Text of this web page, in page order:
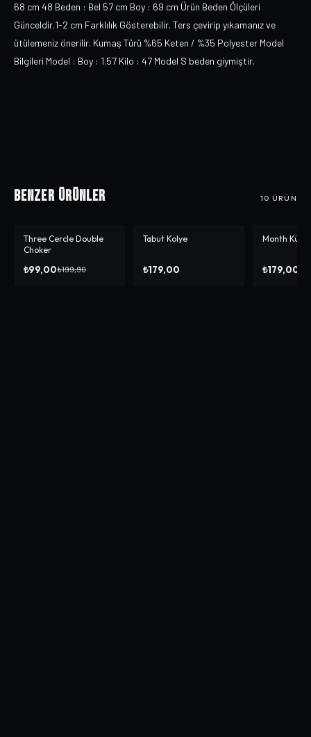
68 cm 48 Beden : Bel 57 cm Boy : 69 cm Ürün Beden Ölçüleri
Günceldir.1-2 cm Farklılık Gösterebilir. Ters çevirip yıkamanız ve
ütülemeniz önerilir. Kumaş Türü %65 Keten / %35 Polyester Model
Bilgileri Model : Boy : 1.57 Kilo : 47 Model S beden giymiştir.
Benzer Ürünler 10 ÜRÜN
-%50
Three Cercle Double
Choker
₺99,00₺199,90
Tabut Kolye
₺179,00
Month Küpe
₺179,00